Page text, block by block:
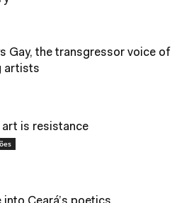
Gay, the transgressor voice of
artists
art is resistance